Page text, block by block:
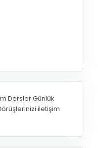
Dersler Günlük
iletişim